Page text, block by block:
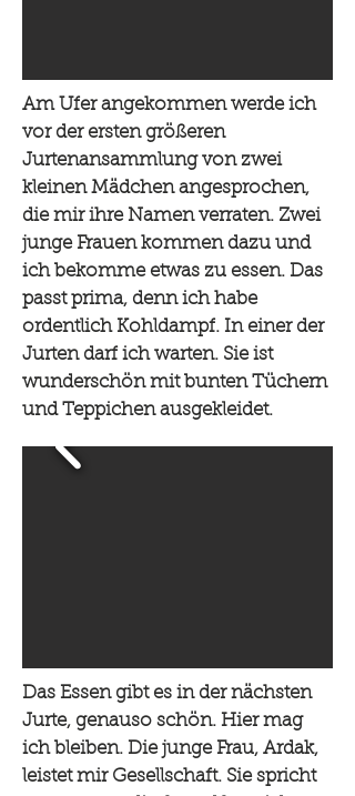
Am Ufer angekommen werde ich
vor der ersten größeren
Jurtenansammlung von zwei
kleinen Mädchen angesprochen,
die mir ihre Namen verraten. Zwei
junge Frauen kommen dazu und
ich bekomme etwas zu essen. Das
passt prima, denn ich habe
ordentlich Kohldampf. In einer der
Jurten darf ich warten. Sie ist
wunderschön mit bunten Tüchern
und Teppichen ausgekleidet.
Das Essen gibt es in der nächsten
Jurte, genauso schön. Hier mag
ich bleiben. Die junge Frau, Ardak,
leistet mir Gesellschaft. Sie spricht